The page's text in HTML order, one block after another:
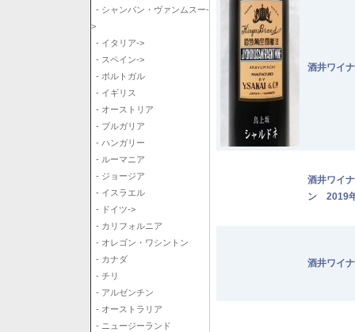
- シャンパン・ヴァンムスー-
>
- イタリア->
- スペイン->
- ポルトガル
- イギリス
- オーストリア
- ブルガリア
- ハンガリー
- ルーマニア
- ジョージア
- イスラエル
- ドイツ->
- カリフォルニア
- オレゴン・ワシントン
- カナダ
- チリ
- アルゼンチン
- オーストラリア
- ニュージーランド
酒井ワイ
酒井ワイ
ン 2019
酒井ワイ